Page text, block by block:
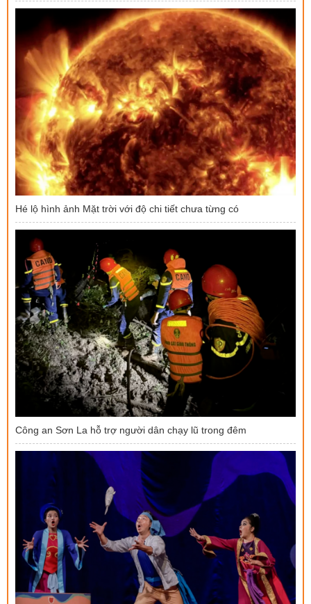
Hé lộ hình ảnh Mặt trời với độ chi tiết chưa từng có
Công an Sơn La hỗ trợ người dân chạy lũ trong đêm